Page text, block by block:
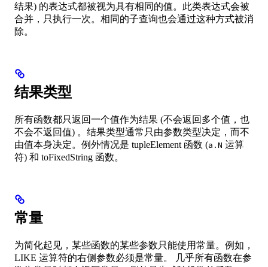
结果) 的表达式都被视为具有相同的值。此类表达式会被
合并，只执行一次。相同的子查询也会通过这种方式被消
除。
结果类型
所有函数都只返回一个值作为结果 (不会返回多个值，也
不会不返回值) 。结果类型通常只由参数类型决定，而不
由值本身决定。例外情况是 tupleElement 函数 (a.N 运算
符) 和 toFixedString 函数。
常量
为简化起见，某些函数的某些参数只能使用常量。例如，
LIKE 运算符的右侧参数必须是常量。 几乎所有函数在参